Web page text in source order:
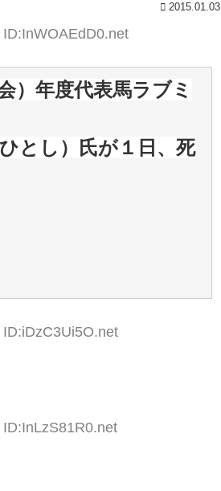
2015.01.03
）年度代表馬ラブミ
とし）氏が１日、死